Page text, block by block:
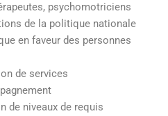
psychomotriciens
de la politique nationale
en faveur des personnes
de services
de niveaux de requis